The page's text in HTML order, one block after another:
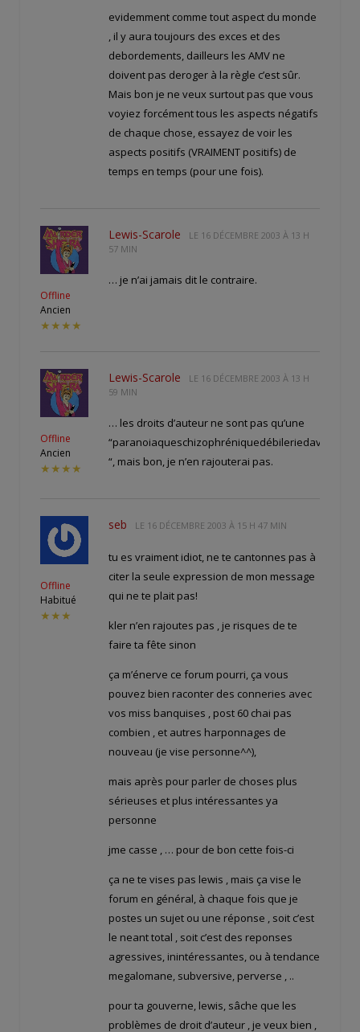
evidemment comme tout aspect du monde
, il y aura toujours des exces et des
debordements, dailleurs les AMV ne
doivent pas deroger à la règle c’est sûr.
Mais bon je ne veux surtout pas que vous
voyiez forcément tous les aspects négatifs
de chaque chose, essayez de voir les
aspects positifs (VRAIMENT positifs) de
temps en temps (pour une fois).
Offline
Ancien
★★★★
Lewis-Scarole LE 16 DÉCEMBRE 2003 À 13 H
57 MIN
… je n’ai jamais dit le contraire.
Offline
Ancien
★★★★
Lewis-Scarole LE 16 DÉCEMBRE 2003 À 13 H
59 MIN
… les droits d’auteur ne sont pas qu’une
“, mais bon, je n’en rajouterai pas.
Offline
Habitué
★★★
seb LE 16 DÉCEMBRE 2003 À 15 H 47 MIN
tu es vraiment idiot, ne te cantonnes pas à
citer la seule expression de mon message
qui ne te plait pas!
kler n’en rajoutes pas , je risques de te
faire ta fête sinon
ça m’énerve ce forum pourri, ça vous
pouvez bien raconter des conneries avec
vos miss banquises , post 60 chai pas
combien , et autres harponnages de
nouveau (je vise personne^^),
mais après pour parler de choses plus
sérieuses et plus intéressantes ya
personne
jme casse , … pour de bon cette fois-ci
ça ne te vises pas lewis , mais ça vise le
forum en général, à chaque fois que je
postes un sujet ou une réponse , soit c’est
le neant total , soit c’est des reponses
agressives, inintéressantes, ou à tendance
megalomane, subversive, perverse , ..
pour ta gouverne, lewis, sâche que les
problèmes de droit d’auteur , je veux bien ,